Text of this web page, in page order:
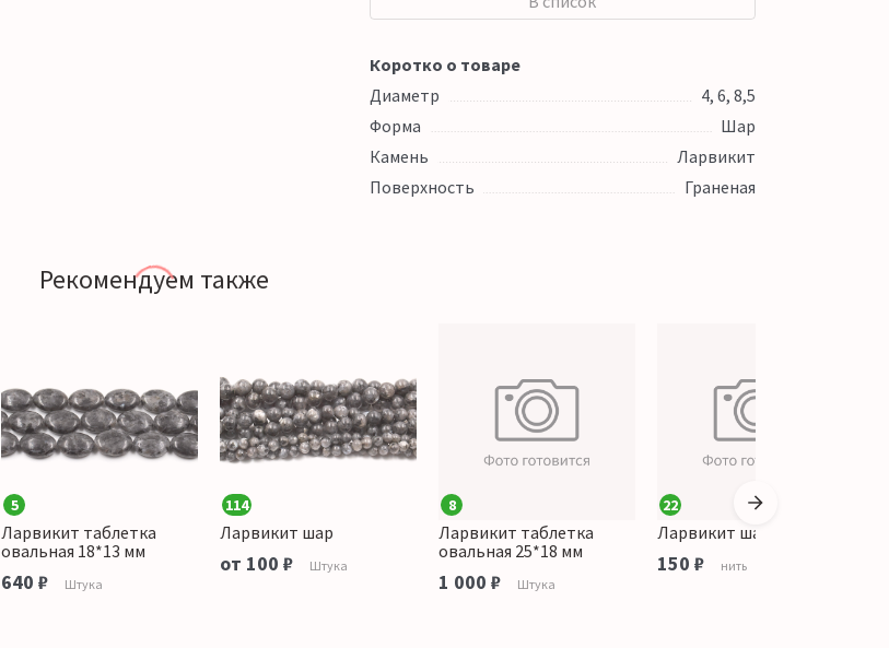
Коротко о товаре
Диаметр
4, 6, 8,5
Форма
Шар
Камень
Ларвикит
Поверхность
Граненая
Рекомендуем также
5
Ларвикит таблетка
овальная 18*13 мм
640 ₽ Штука
114
Ларвикит шар
от 100 ₽ Штука
8
Ларвикит таблетка
овальная 25*18 мм
1 000 ₽ Штука
22
Ларвикит шар 10,5 мм
150 ₽ нить